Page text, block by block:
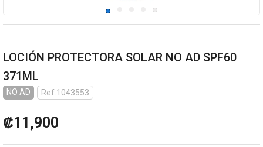
LOCIÓN PROTECTORA SOLAR NO AD SPF60
371ML
NO AD Ref.1043553
₡11,900